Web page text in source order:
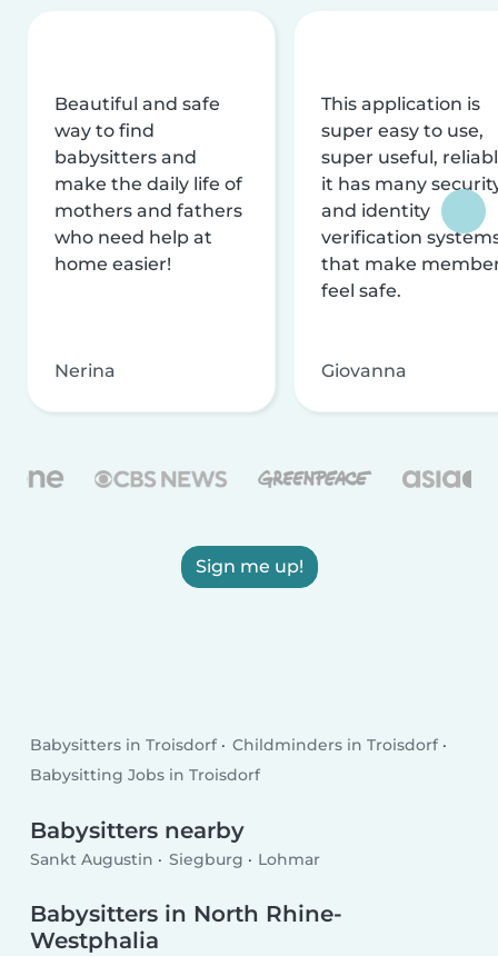
Beautiful and safe
way to find
babysitters and
make the daily life of
mothers and fathers
who need help at
home easier!
Nerina
This application is
super easy to use,
super useful,
it has many
and identity
verification
that make
feel safe.
Giovanna
Sign me up!
Babysitters in Troisdorf
Childminders in Troisdorf
Babysitting Jobs in Troisdorf
Babysitters nearby
Sankt Augustin Siegburg Lohmar
Babysitters in North Rhine-
Westphalia